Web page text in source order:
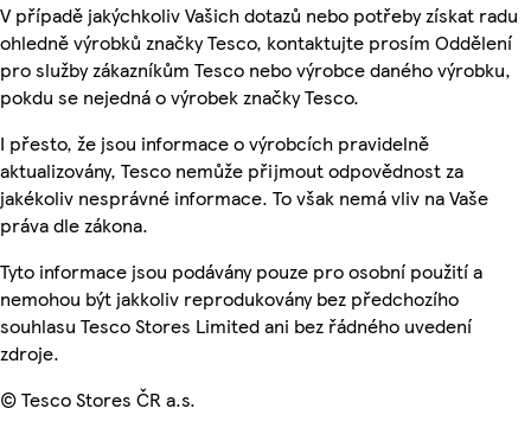
V případě jakýchkoliv Vašich dotazů nebo potřeby získat radu
ohledně výrobků značky Tesco, kontaktujte prosím Oddělení
pro služby zákazníkům Tesco nebo výrobce daného výrobku,
pokdu se nejedná o výrobek značky Tesco.
I přesto, že jsou informace o výrobcích pravidelně
aktualizovány, Tesco nemůže přijmout odpovědnost za
jakékoliv nesprávné informace. To však nemá vliv na Vaše
práva dle zákona.
Tyto informace jsou podávány pouze pro osobní použití a
nemohou být jakkoliv reprodukovány bez předchozího
souhlasu Tesco Stores Limited ani bez řádného uvedení
zdroje.
© Tesco Stores ČR a.s.